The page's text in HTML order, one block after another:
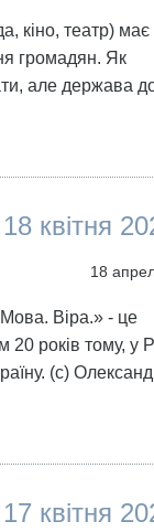
кіно, театр) має
громадян. Як
але держава
квітня
18
Віра.» - це
років тому, у
(с)
квітня